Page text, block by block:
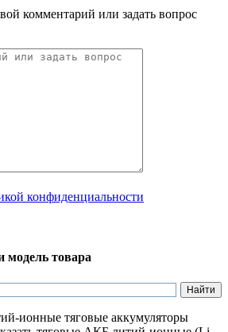
комментарий или задать вопрос
конфиденциальности
модель товара
ионные тяговые аккумуляторы